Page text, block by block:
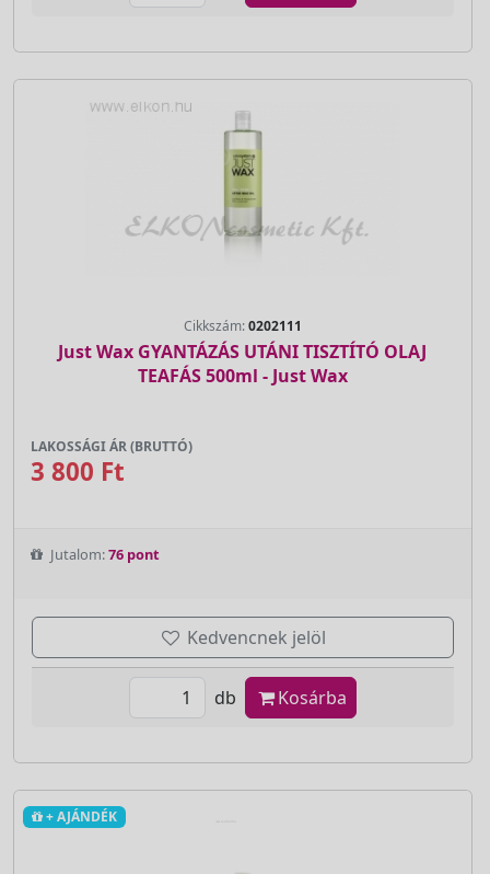
Cikkszám:0202111
Just Wax GYANTÁZÁS UTÁNI TISZTÍTÓ OLAJ
TEAFÁS 500ml - Just Wax
LAKOSSÁGI ÁR (BRUTTÓ)
3 800 Ft
Jutalom:76 pont
Kedvencnek jelöl
db Kosárba
+ AJÁNDÉK